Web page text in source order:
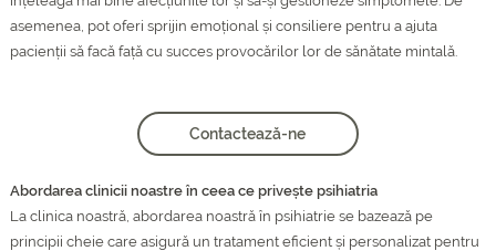
asemenea, pot oferi sprijin emoțional și consiliere pentru a ajuta
pacienții să facă față cu succes provocărilor lor de sănătate mintală.
Contactează-ne
Abordarea clinicii noastre în ceea ce privește psihiatria
La clinica noastră, abordarea noastră în psihiatrie se bazează pe
principii cheie care asigură un tratament eficient și personalizat pentru